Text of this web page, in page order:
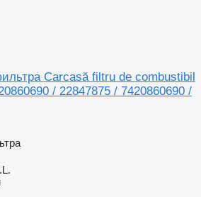
Carcasă filtru de combustibil
/ 22847875 / 7420860690 /